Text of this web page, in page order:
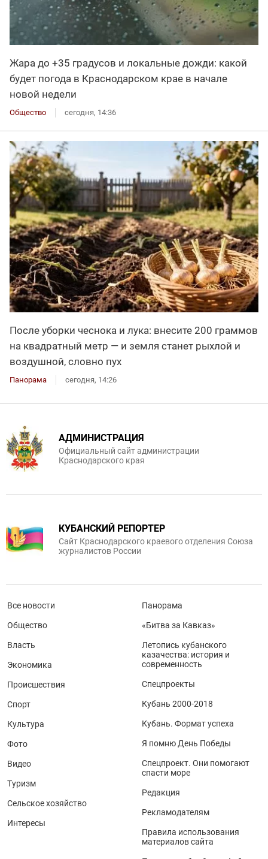
Жара до +35 градусов и локальные дожди: какой
будет погода в Краснодарском крае в начале
новой недели
Общество сегодня, 14:36
После уборки чеснока и лука: внесите 200 граммов
на квадратный метр — и земля станет рыхлой и
воздушной, словно пух
Панорама сегодня, 14:26
АДМИНИСТРАЦИЯ
Официальный сайт администрации
Краснодарского края
КУБАНСКИЙ РЕПОРТЕР
Сайт Краснодарского краевого отделения Союза
журналистов России
Все новости
Общество
Власть
Экономика
Происшествия
Спорт
Культура
Фото
Видео
Туризм
Сельское хозяйство
Интересы
Панорама
«Битва за Кавказ»
Летопись кубанского
казачества: история и
современность
Спецпроекты
Кубань 2000-2018
Кубань. Формат успеха
Я помню День Победы
Спецпроект. Они помогают
спасти море
Редакция
Рекламодателям
Правила использования
материалов сайта